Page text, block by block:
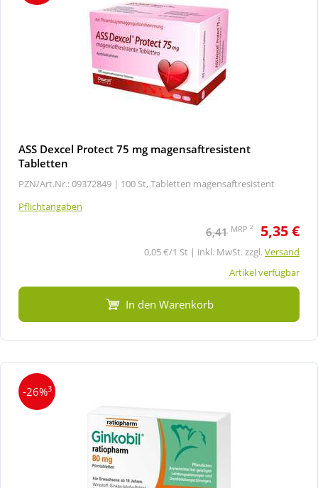
ASS Dexcel Protect 75 mg magensaftresistent
Tabletten
PZN/Art.Nr.: 09372849 | 100 St, Tabletten magensaftresistent
Pflichtangaben
6,41 MRP 2 5,35 €
0,05 €/1 St | inkl. MwSt. zzgl.Versand
Artikel verfügbar
In den Warenkorb
-26%3